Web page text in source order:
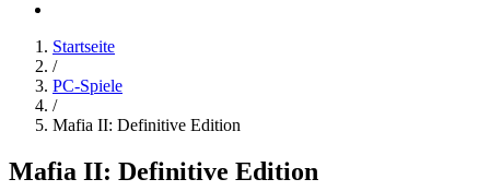
Startseite
/
PC-Spiele
/
Mafia II: Definitive Edition
Mafia II: Definitive Edition